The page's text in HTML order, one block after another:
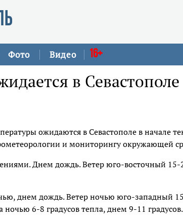
Фото Видео 16+
в Севастополе
ожидаются в Севастополе в начале
и мониторингу окружающей
Днем дождь. Ветер юго-восточный
днем дождь. Ветер ночью юго-западный
6-8 градусов тепла, днем 9-11 градусов.